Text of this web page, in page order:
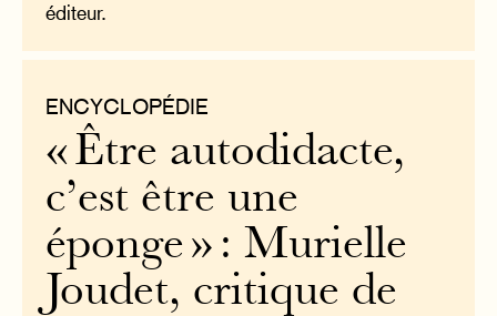
éditeur.
ENCYCLOPÉDIE
« Être autodidacte,
c’est être une
éponge » : Murielle
Joudet, critique de